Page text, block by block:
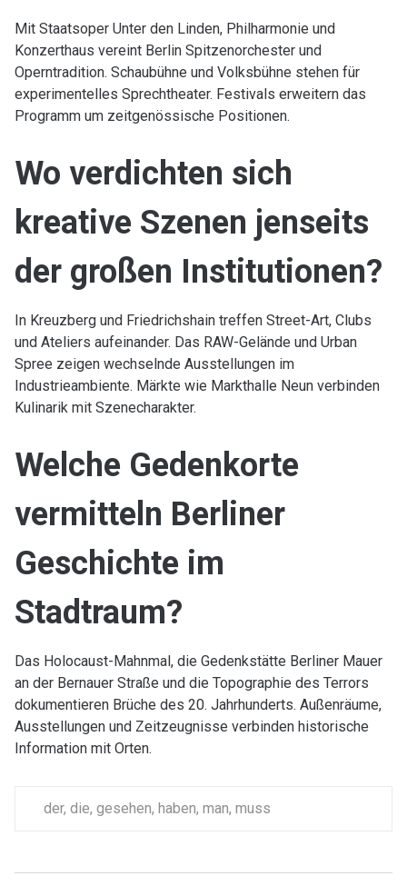
Mit Staatsoper Unter den Linden, Philharmonie und
Konzerthaus vereint Berlin Spitzenorchester und
Operntradition. Schaubühne und Volksbühne stehen für
experimentelles Sprechtheater. Festivals erweitern das
Programm um zeitgenössische Positionen.
Wo verdichten sich
kreative Szenen jenseits
der großen Institutionen?
In Kreuzberg und Friedrichshain treffen Street-Art, Clubs
und Ateliers aufeinander. Das RAW-Gelände und Urban
Spree zeigen wechselnde Ausstellungen im
Industrieambiente. Märkte wie Markthalle Neun verbinden
Kulinarik mit Szenecharakter.
Welche Gedenkorte
vermitteln Berliner
Geschichte im
Stadtraum?
Das Holocaust-Mahnmal, die Gedenkstätte Berliner Mauer
an der Bernauer Straße und die Topographie des Terrors
dokumentieren Brüche des 20. Jahrhunderts. Außenräume,
Ausstellungen und Zeitzeugnisse verbinden historische
Information mit Orten.
der, die, gesehen, haben, man, muss